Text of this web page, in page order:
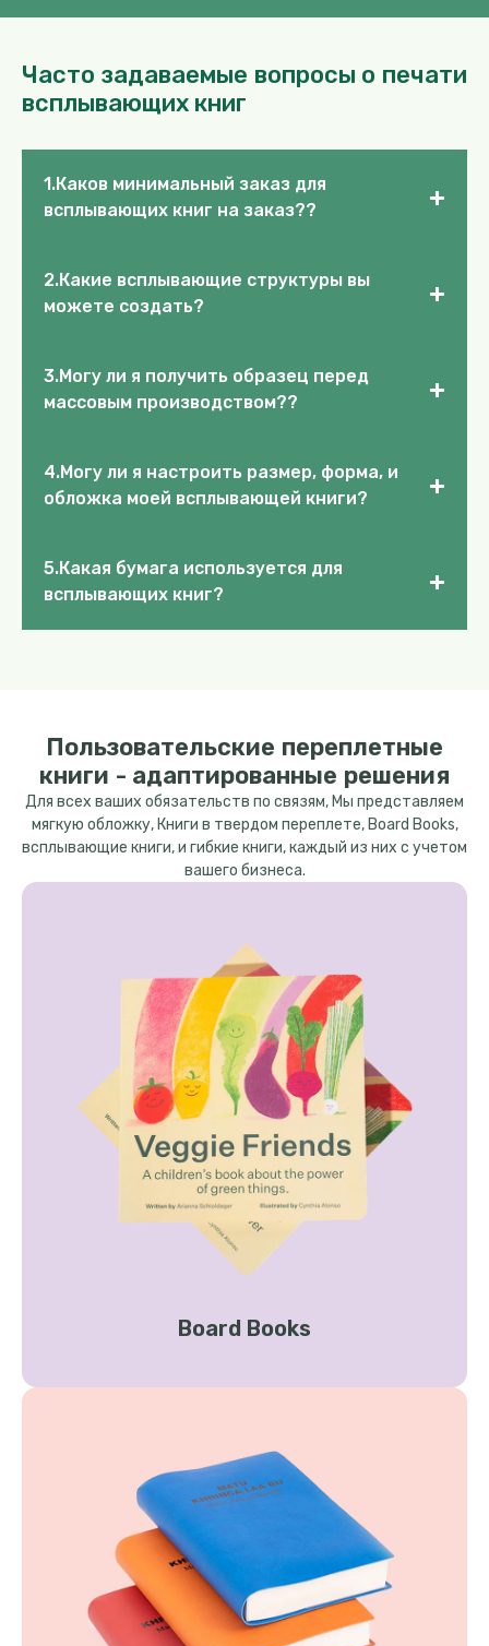
Часто задаваемые вопросы о печати
всплывающих книг
1.Каков минимальный заказ для
всплывающих книг на заказ??
+
2.Какие всплывающие структуры вы
можете создать?
+
3.Могу ли я получить образец перед
массовым производством??
+
4.Могу ли я настроить размер, форма, и
обложка моей всплывающей книги?
+
5.Какая бумага используется для
всплывающих книг?
+
Пользовательские переплетные
книги - адаптированные решения
Для всех ваших обязательств по связям, Мы представляем
мягкую обложку, Книги в твердом переплете, Board Books,
всплывающие книги, и гибкие книги, каждый из них с учетом
вашего бизнеса.
Board Books